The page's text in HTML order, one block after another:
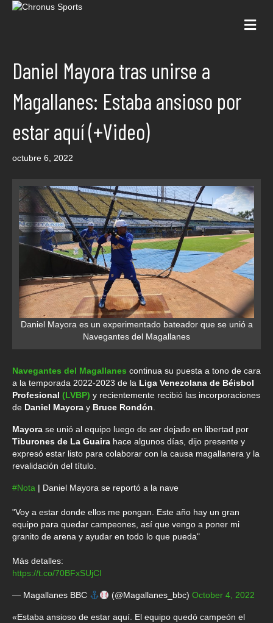
Daniel Mayora tras unirse a
Magallanes: Estaba ansioso por
estar aquí (+Video)
octubre 6, 2022
Daniel Mayora es un experimentado bateador que se unió a
Navegantes del Magallanes
Navegantes del Magallanes continua su puesta a tono de cara
a la temporada 2022-2023 de la Liga Venezolana de Béisbol
Profesional (LVBP) y recientemente recibió las incorporaciones
de Daniel Mayora y Bruce Rondón.
Mayora se unió al equipo luego de ser dejado en libertad por
Tiburones de La Guaira hace algunos días, dijo presente y
expresó estar listo para colaborar con la causa magallanera y la
revalidación del título.
#Nota | Daniel Mayora se reportó a la nave
"Voy a estar donde ellos me pongan. Este año hay un gran
equipo para quedar campeones, así que vengo a poner mi
granito de arena y ayudar en todo lo que pueda"
Más detalles:
https://t.co/70BFxSUjCI
— Magallanes BBC (@Magallanes_bbc) October 4, 2022
«Estaba ansioso de estar aquí. El equipo quedó campeón el